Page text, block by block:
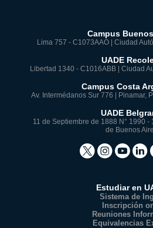
Campus
Lima 757 - C1073AAO | Ciudad
UADE
Libertad 1340 - C1016ABB | Ciudad
Campus Costa
Av. Intermédanos Sur 776 | Pinamar,
UADE
11 de Septiembre de 1888 N° 1990 -
de Buenos
Estudiar en
Sistema de
Inscripción
Reuniones
Equivalencias